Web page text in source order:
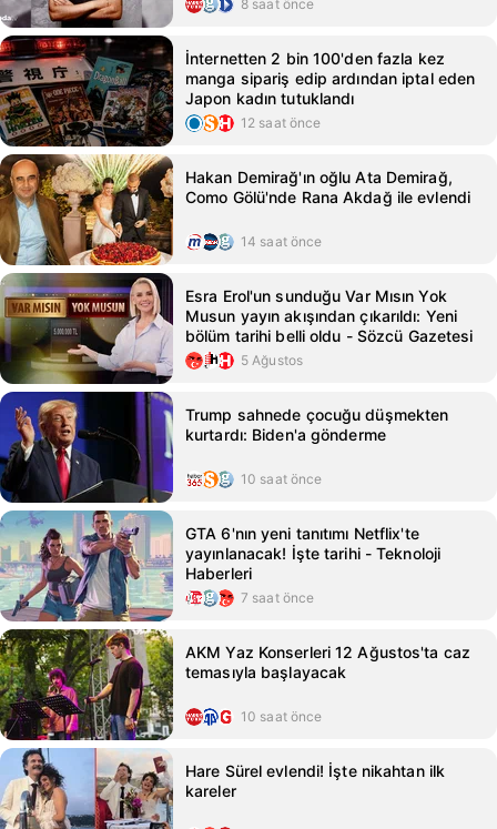
8 saat önce
İnternetten 2 bin 100'den fazla kez
manga sipariş edip ardından iptal eden
Japon kadın tutuklandı
12 saat önce
Hakan Demirağ'ın oğlu Ata Demirağ,
Como Gölü'nde Rana Akdağ ile evlendi
14 saat önce
Esra Erol'un sunduğu Var Mısın Yok
Musun yayın akışından çıkarıldı: Yeni
bölüm tarihi belli oldu - Sözcü Gazetesi
5 Ağustos
Trump sahnede çocuğu düşmekten
kurtardı: Biden'a gönderme
10 saat önce
GTA 6'nın yeni tanıtımı Netflix'te
yayınlanacak! İşte tarihi - Teknoloji
Haberleri
7 saat önce
AKM Yaz Konserleri 12 Ağustos'ta caz
temasıyla başlayacak
10 saat önce
Hare Sürel evlendi! İşte nikahtan ilk
kareler